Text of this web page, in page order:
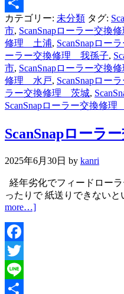
Line
共
有
カテゴリー: 未分類 タグ:
市, ScanSnapローラー交換
修理 土浦, ScanSnapロー
ーラー交換修理 我孫子,
市, ScanSnapローラー交換
修理 水戸, ScanSnapロー
ラー交換修理 茨城,
ScanSnapローラー交換修
ScanSnapローラ
2025年6月30日 by kanri
経年劣化でフィードロー
ったりで 紙送りできない
more…]
Facebook
Twitter
Line